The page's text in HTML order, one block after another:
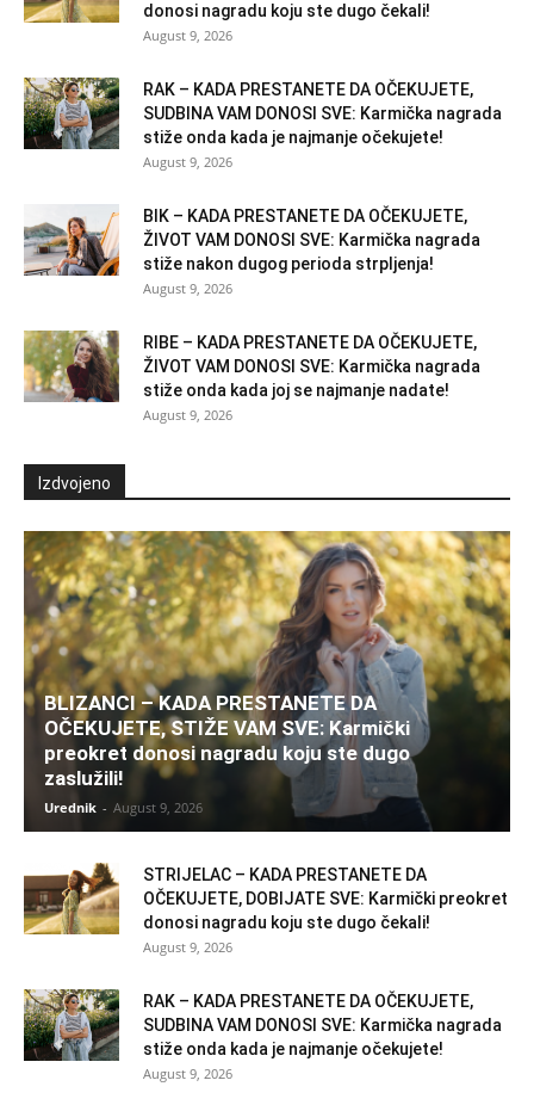
donosi nagradu koju ste dugo čekali!
August 9, 2026
RAK – KADA PRESTANETE DA OČEKUJETE,
SUDBINA VAM DONOSI SVE: Karmička nagrada
stiže onda kada je najmanje očekujete!
August 9, 2026
BIK – KADA PRESTANETE DA OČEKUJETE,
ŽIVOT VAM DONOSI SVE: Karmička nagrada
stiže nakon dugog perioda strpljenja!
August 9, 2026
RIBE – KADA PRESTANETE DA OČEKUJETE,
ŽIVOT VAM DONOSI SVE: Karmička nagrada
stiže onda kada joj se najmanje nadate!
August 9, 2026
Izdvojeno
BLIZANCI – KADA PRESTANETE DA
OČEKUJETE, STIŽE VAM SVE: Karmički
preokret donosi nagradu koju ste dugo
zaslužili!
Urednik - August 9, 2026
STRIJELAC – KADA PRESTANETE DA
OČEKUJETE, DOBIJATE SVE: Karmički preokret
donosi nagradu koju ste dugo čekali!
August 9, 2026
RAK – KADA PRESTANETE DA OČEKUJETE,
SUDBINA VAM DONOSI SVE: Karmička nagrada
stiže onda kada je najmanje očekujete!
August 9, 2026